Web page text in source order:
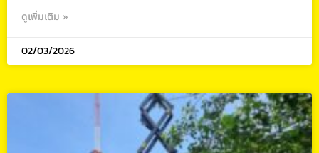
ดูเพิ่มเติม »
02/03/2026